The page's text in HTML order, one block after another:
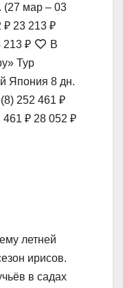
(27 мар – 03
₽ 23 213 ₽
213 ₽
В
Тур
Япония 8 дн.
(8) 252 461 ₽
461 ₽ 28 052 ₽
летней
ирисов.
в садах